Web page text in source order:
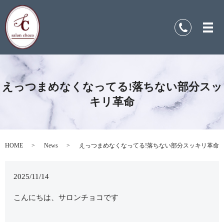
えっつまめなくなってる!落ちない部分スッ
キリ革命
HOME News えっつまめなくなってる!落ちない部分スッキリ革命
2025/11/14
こんにちは、サロンチョコです